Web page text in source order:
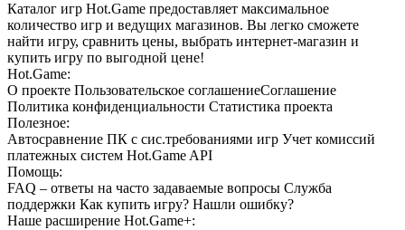
Каталог игр Hot.Game предоставляет максимальное
количество игр и ведущих магазинов. Вы легко сможете
найти игру, сравнить цены, выбрать интернет-магазин и
купить игру по выгодной цене!
Hot.Game:
О проекте Пользовательское соглашениеСоглашение
Политика конфиденциальности Статистика проекта
Полезное:
Автосравнение ПК с сис.требованиями игр Учет комиссий
платежных систем Hot.Game API
Помощь:
FAQ – ответы на часто задаваемые вопросы Служба
поддержки Как купить игру? Нашли ошибку?
Наше расширение Hot.Game+: